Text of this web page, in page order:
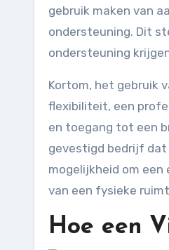
gebruik maken van
ondersteuning. Dit
ondersteuning
Kortom, het gebruik
flexibiliteit, een
en toegang tot een
gevestigd bedrijf dat
mogelijkheid om
van een fysieke
Hoe een